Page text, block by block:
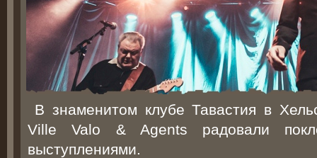
В знаменитом клубе Тавастия в
Ville Valo & Agents радовали
выступлениями.